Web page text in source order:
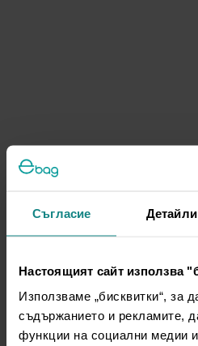
Съгласие Детайли
Настоящият сайт използва
Използваме „бисквитки“, за
съдържанието и рекламите,
функции на социални медии